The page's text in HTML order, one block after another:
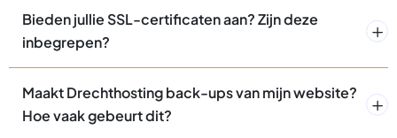
Bieden jullie SSL-certificaten aan? Zijn deze
inbegrepen?
Maakt Drechthosting back-ups van mijn website?
Hoe vaak gebeurt dit?